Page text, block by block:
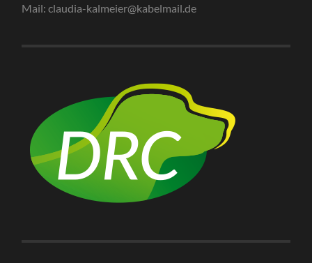
Mail: claudia-kalmeier@kabelmail.de